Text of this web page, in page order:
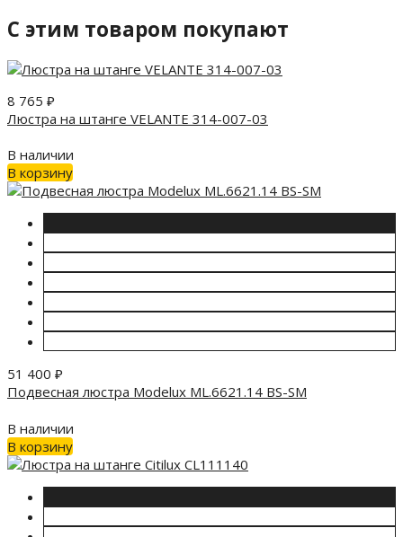
C этим товаром покупают
8 765 ₽
Люстра на штанге VELANTE 314-007-03
В наличии
В корзину
51 400 ₽
Подвесная люстра Modelux ML.6621.14 BS-SM
В наличии
В корзину